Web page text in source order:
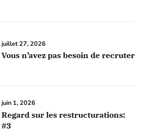
juillet 27, 2026
Vous n’avez pas besoin de recruter
juin 1, 2026
Regard sur les restructurations:
#3